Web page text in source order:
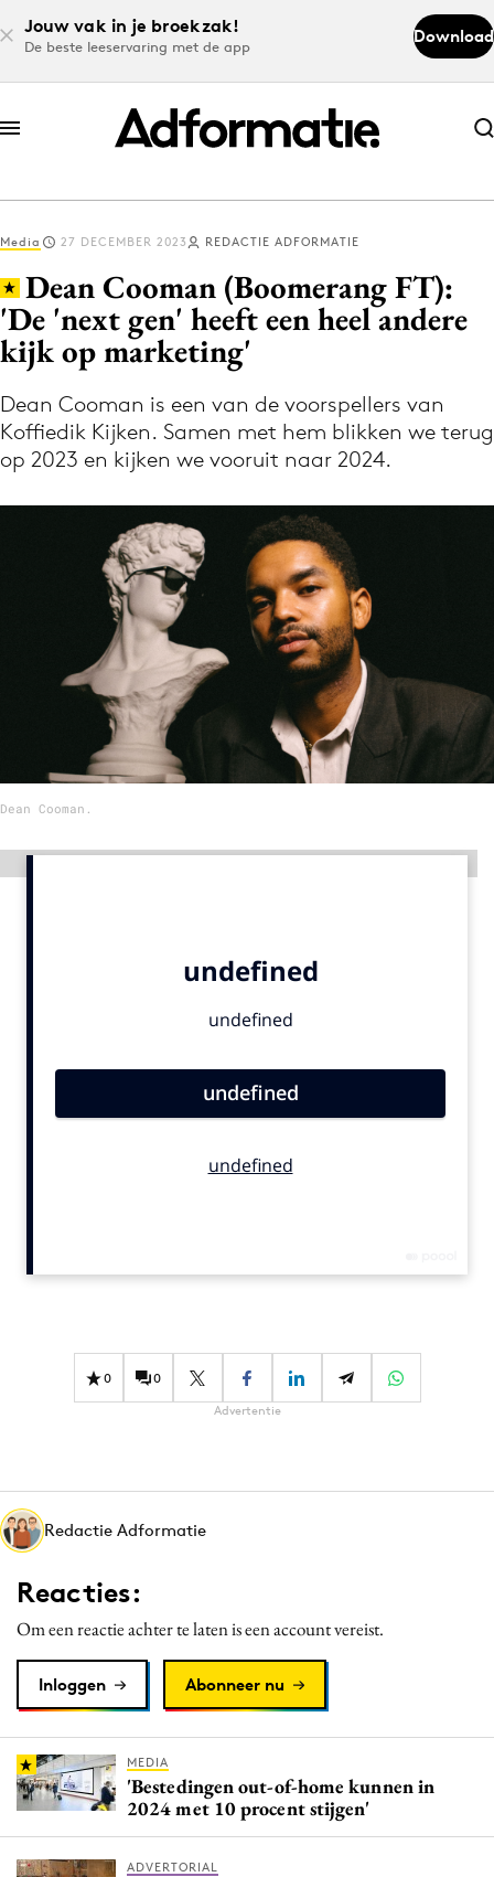
Jouw vak in je broekzak!
De beste leeservaring met de app
Download
Abonneer nu
Abonneer nu
Log in
Download de app
Volg het laatste nieuws via de Adformatie
Nieuws app
9 sept: GenAI-training
12 nov: MarketingLive!
Academy
Carriere
Contentmarketing
Digital transformation
Gedragsverandering
Influencer marketing
Media
Merkstrategie
Programmatic
Purpose Marketing
Media 27 DECEMBER 2023 REDACTIE ADFORMATIE
Dean Cooman (Boomerang FT):
'De 'next gen' heeft een heel andere
kijk op marketing'
Dean Cooman is een van de voorspellers van
Koffiedik Kijken. Samen met hem blikken we terug
op 2023 en kijken we vooruit naar 2024.
Dean Cooman.
0 0
Advertentie
Redactie Adformatie
Reacties:
Om een reactie achter te laten is een account vereist.
Inloggen Abonneer nu
MEDIA
'Bestedingen out-of-home kunnen in
2024 met 10 procent stijgen'
ADVERTORIAL